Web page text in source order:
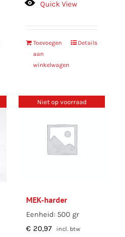
Quick View
Toevoegen
aan
winkelwagen
Details
Niet op voorraad
MEK-harder
Eenheid: 500 gr
€ 20,97 incl. btw